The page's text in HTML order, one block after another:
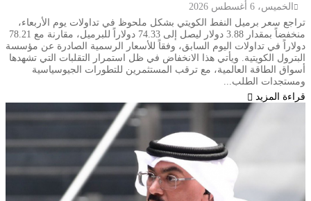
الخميس، 6 أغسطس 2026
تراجع سعر برميل النفط الكويتي بشكل ملحوظ في تداولات يوم الأربعاء،
منخفضاً بمقدار 3.88 دولار ليصل إلى 74.33 دولاراً للبرميل، مقارنة مع 78.21
دولاراً في تداولات اليوم السابق، وفقاً للأسعار الرسمية الصادرة عن مؤسسة
البترول الكويتية. ويأتي هذا الانخفاض في ظل استمرار التقلبات التي تشهدها
أسواق الطاقة العالمية، مع ترقب المستثمرين للتطورات الجيوسياسية
ومستجدات الطلب...
قراءة المزيد